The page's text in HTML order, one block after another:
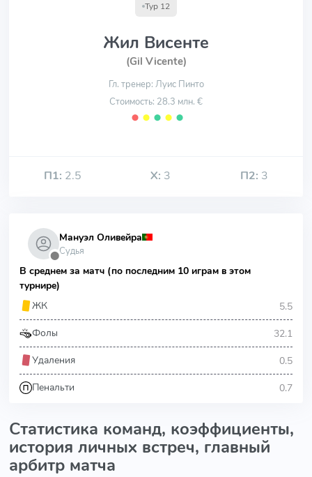
Тур 12
Жил Висенте
(Gil Vicente)
Гл. тренер: Луис Пинто
Стоимость: 28.3 млн. €
⬤ ⬤ ⬤ ⬤ ⬤
П1: 2.5 Х: 3 П2: 3
⬤
Мануэл Оливейра
Судья
В среднем за матч (по последним 10 играм в этом
турнире)
ЖК
5.5
Фолы 32.1
Удаления 0.5
Пенальти 0.7
Статистика команд, коэффициенты,
история личных встреч, главный
арбитр матча